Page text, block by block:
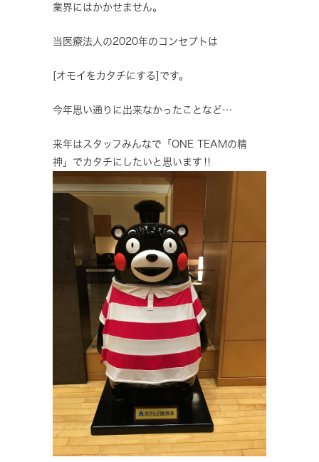
業界にはかかせません。
当医療法人の2020年のコンセプトは
[オモイをカタチにする]です。
今年思い通りに出来なかったことなど…
来年はスタッフみんなで「ONE TEAMの精
神」でカタチにしたいと思います‼️